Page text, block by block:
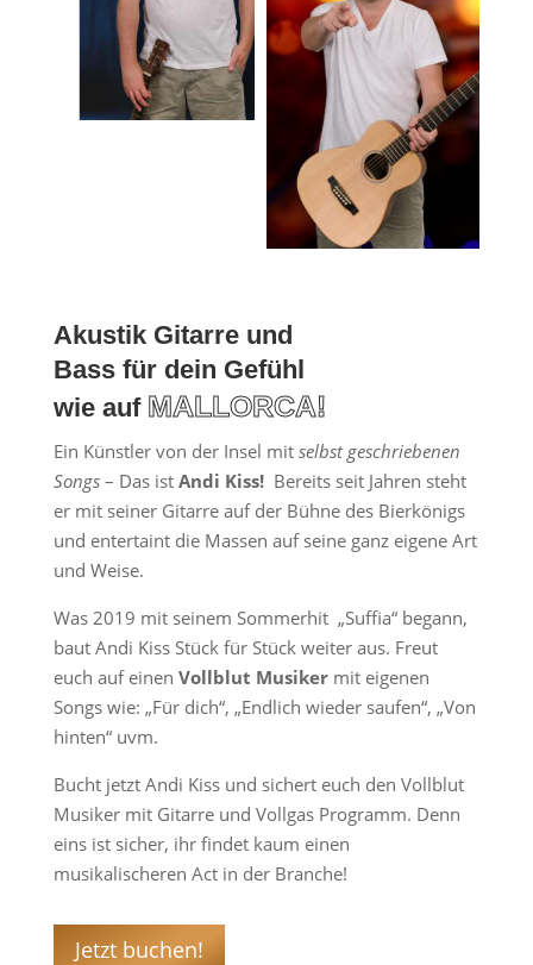
Akustik Gitarre und
Bass für dein Gefühl
wie auf MALLORCA!
Ein Künstler von der Insel mit selbst geschriebenen
Songs– Das istAndi Kiss!Bereits seit Jahren steht
er mit seiner Gitarre auf der Bühne des Bierkönigs
und entertaint die Massen auf seine ganz eigene Art
und Weise.
Was 2019 mit seinem Sommerhit „Suffia“ begann,
baut Andi Kiss Stück für Stück weiter aus. Freut
euch auf einen Vollblut Musikermit eigenen
Songs wie: „Für dich“, „Endlich wieder saufen“, „Von
hinten“ uvm.
Bucht jetzt Andi Kiss und sichert euch den Vollblut
Musiker mit Gitarre und Vollgas Programm. Denn
eins ist sicher, ihr findet kaum einen
musikalischeren Act in der Branche!
Jetzt buchen!